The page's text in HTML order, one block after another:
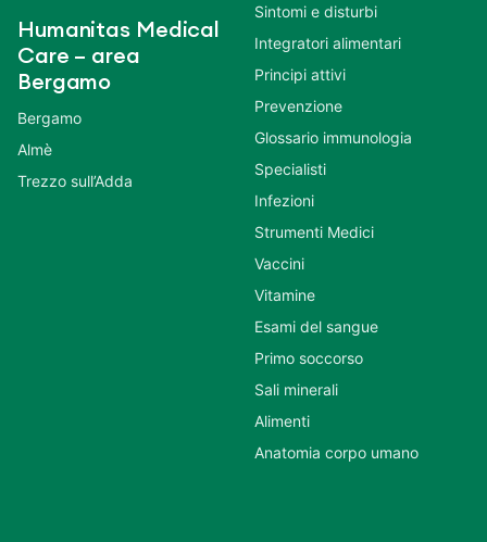
Humanitas Medical
Care – area
Bergamo
Bergamo
Almè
Trezzo sull’Adda
Sintomi e disturbi
Integratori alimentari
Principi attivi
Prevenzione
Glossario immunologia
Specialisti
Infezioni
Strumenti Medici
Vaccini
Vitamine
Esami del sangue
Primo soccorso
Sali minerali
Alimenti
Anatomia corpo umano